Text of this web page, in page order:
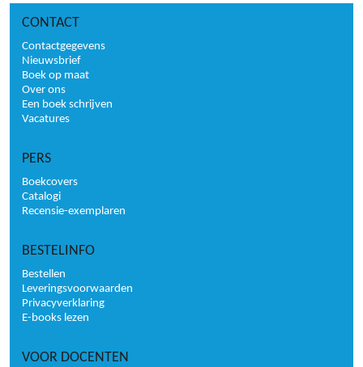
CONTACT
Contactgegevens
Nieuwsbrief
Boek op maat
Over ons
Een boek schrijven
Vacatures
PERS
Boekcovers
Catalogi
Recensie-exemplaren
BESTELINFO
Bestellen
Leveringsvoorwaarden
Privacyverklaring
E-books lezen
VOOR DOCENTEN